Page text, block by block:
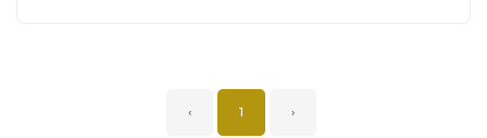
‹ 1 ›